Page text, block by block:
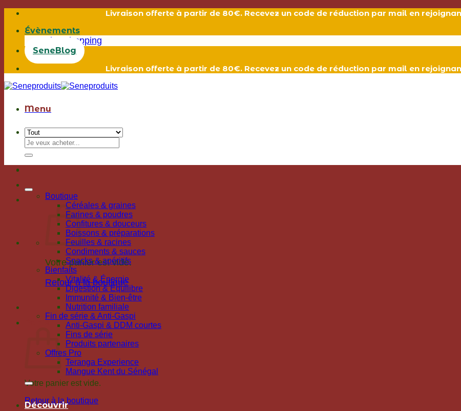
Passer
contenu
Livraison offerte à partir de 80€. Recevez un code de réduction par mail en
Évènements
Live shopping
SeneBlog
Livraison offerte à partir de 80€. Recevez un code de réduction par mail en
Menu
Recherche
pour :
Votre panier est vide.
Retour à la boutique
Panier
Votre panier est vide.
Retour à la boutique
Boutique
Céréales & graines
Farines & poudres
Confitures & douceurs
Boissons & préparations
Feuilles & racines
Condiments & sauces
Snacks & apéritifs
Bienfaits
Vitalité & Énergie
Digestion & Équilibre
Immunité & Bien-être
Nutrition familiale
Fin de série & Anti-Gaspi
Anti-Gaspi & DDM courtes
Fins de série
Produits partenaires
Offres Pro
Teranga Experience
Mangue Kent du Sénégal
Découvrir